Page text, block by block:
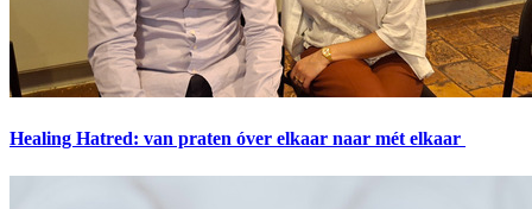
Healing Hatred: van praten óver elkaar naar mét elkaar